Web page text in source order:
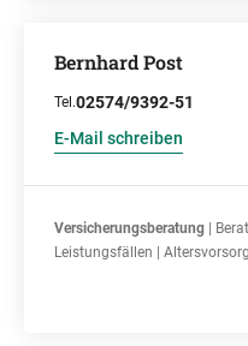
Bernhard Post
Tel.02574/9392-51
E-Mail schreiben
Versicherungsberatung |
Leistungsfällen |